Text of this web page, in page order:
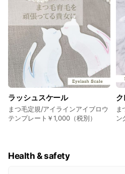
□ 施術部位に塗り薬、湿布薬を
□ 施術部位にアートメイク、タ
る方
□ ピーリング系の化粧品を施術
(施術前後3日は使用を中止して
□ 1ヶ月以内ボトックスやヒア
がある方（注射した部位は避け
□ 医療、美容機関での注射前後
美容点滴)、予防接種、抜歯後2
□ 現在お顔に溶けない糸が挿入
ます。数分から数時間、皮膚に
ラッシュスケール
まつ毛定規/アイラインアイブロウ
テンプレート￥1,000（税別）
ま
ン
Health & safety